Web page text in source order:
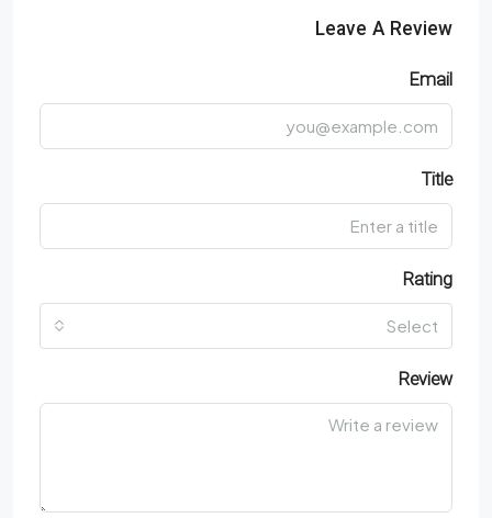
Leave A Review
Email
Title
Rating
Select
Review